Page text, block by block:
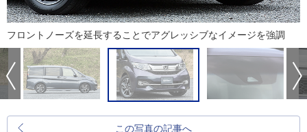
フロントノーズを延長することでアグレッシブなイメージを強調
この写真の記事へ